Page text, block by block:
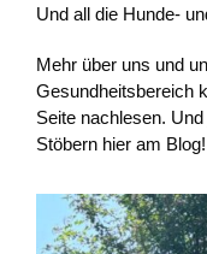
Und all die Hunde-
Mehr über uns und
Gesundheitsbereich
Seite nachlesen.
Stöbern hier am Blog!